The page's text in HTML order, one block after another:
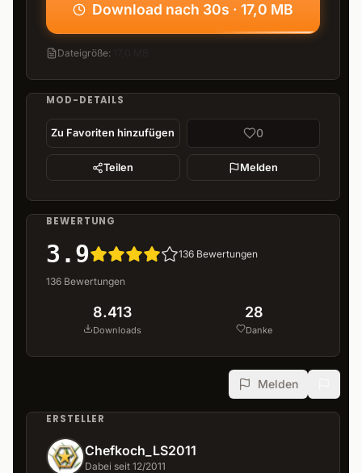
Download nach 30s · 17,0 MB
Dateigröße:
MOD-DETAILS
Zu Favoriten hinzufügen 0
Teilen Melden
BEWERTUNG
3.9 136 Bewertungen
136 Bewertungen
8.413
Downloads
28
Danke
Melden
ERSTELLER
Chefkoch_LS2011
Dabei seit 12/2011